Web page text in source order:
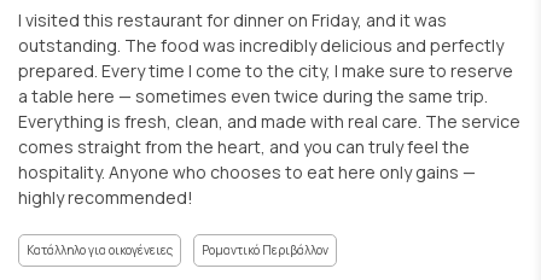
I visited this restaurant for dinner on Friday, and it was
outstanding. The food was incredibly delicious and perfectly
prepared. Every time I come to the city, I make sure to reserve
a table here — sometimes even twice during the same trip.
Everything is fresh, clean, and made with real care. The service
comes straight from the heart, and you can truly feel the
hospitality. Anyone who chooses to eat here only gains —
highly recommended!
Κατάλληλο για οικογένειες Ρομαντικό Περιβάλλον